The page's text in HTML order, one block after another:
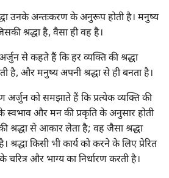
उनके अन्तःकरण के अनुरूप होती है। मनुष्य
श्रद्धा है, वैसा ही वह है।
से कहते हैं कि हर व्यक्ति की श्रद्धा
है, और मनुष्य अपनी श्रद्धा से ही बनता है।
अर्जुन को समझाते हैं कि प्रत्येक व्यक्ति की
स्वभाव और मन की प्रकृति के अनुसार होती
श्रद्धा से आकार लेता है; वह जैसा श्रद्धा
श्रद्धा किसी भी कार्य को करने के लिए प्रेरित
और भाग्य का निर्धारण करती है।